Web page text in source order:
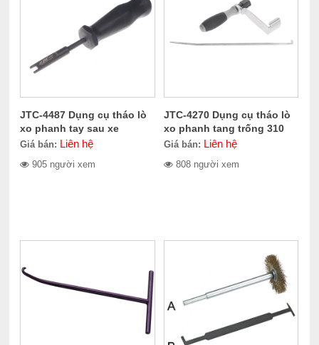
JTC-4487 Dụng cụ tháo lò
xo phanh tay sau xe
TOYOTA
Giá bán: Liên hệ
905 người xem
JTC-4270 Dụng cụ tháo lò
xo phanh tang trống 310
mm
Giá bán: Liên hệ
808 người xem